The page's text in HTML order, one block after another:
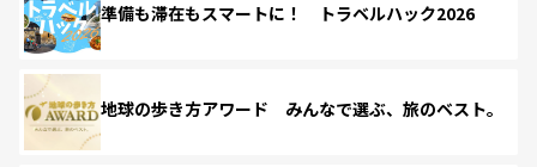
準備も滞在もスマートに！ トラベルハック2026
地球の歩き方アワード みんなで選ぶ、旅のベスト。